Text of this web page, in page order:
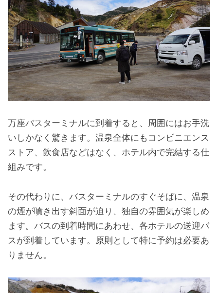
万座バスターミナルに到着すると、周囲にはお手洗
いしかなく驚きます。温泉全体にもコンビニエンス
ストア、飲食店などはなく、ホテル内で完結する仕
組みです。
その代わりに、バスターミナルのすぐそばに、温泉
の煙が噴き出す斜面が迫り、独自の雰囲気が楽しめ
ます。バスの到着時間にあわせ、各ホテルの送迎バ
スが到着しています。原則として特に予約は必要あ
りません。